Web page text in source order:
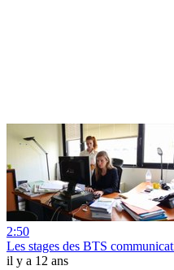
2:50
Les stages des BTS
il y a 12 ans